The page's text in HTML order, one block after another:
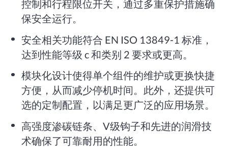
控制和行程限位开关，通过多重保护措施确
保安全运行。
安全相关功能符合 EN ISO 13849-1 标准，
达到性能等级 c 和类别 2 要求或更高。
模块化设计使得单个组件的维护或更换快捷
方便，从而减少停机时间。此外，还提供可
选的定制配置，以满足更广泛的应用场景。
高强度渗碳链条、V级钩子和先进的润滑技
术确保了可靠耐用的性能。